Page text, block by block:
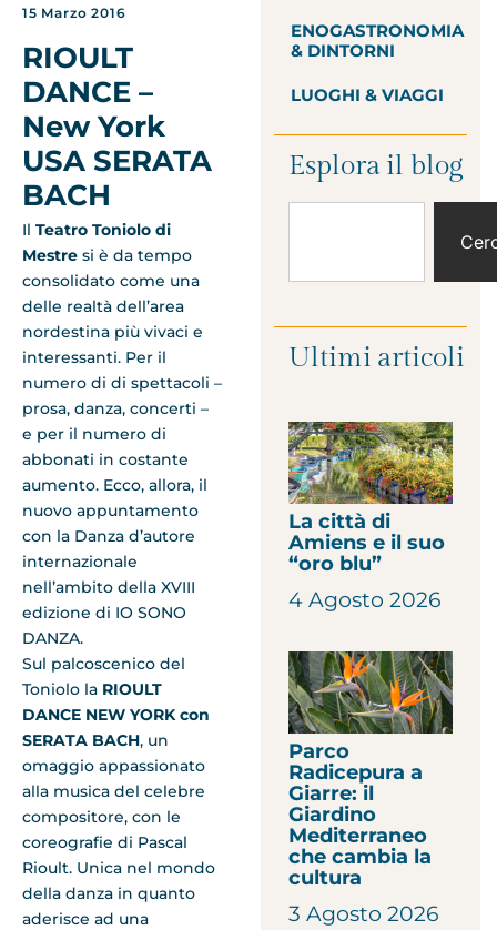
15 Marzo 2016
RIOULT
DANCE –
New York
USA SERATA
BACH
Il Teatro Toniolo di
Mestre si è da tempo
consolidato come una
delle realtà dell’area
nordestina più vivaci e
interessanti. Per il
numero di di spettacoli –
prosa, danza, concerti –
e per il numero di
abbonati in costante
aumento. Ecco, allora, il
nuovo appuntamento
con la Danza d’autore
internazionale
nell’ambito della XVIII
edizione di IO SONO
DANZA.
Sul palcoscenico del
Toniolo la RIOULT
DANCE NEW YORK con
SERATA BACH, un
omaggio appassionato
alla musica del celebre
compositore, con le
coreografie di Pascal
Rioult. Unica nel mondo
della danza in quanto
aderisce ad una
ENOGASTRONOMIA
& DINTORNI
LUOGHI & VIAGGI
Esplora il blog
Ultimi articoli
La città di
Amiens e il suo
“oro blu”
4 Agosto 2026
Parco
Radicepura a
Giarre: il
Giardino
Mediterraneo
che cambia la
cultura
3 Agosto 2026